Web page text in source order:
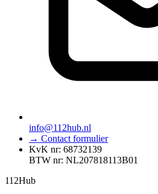
info@112hub.nl
→ Contact formulier
KvK nr: 68732139
BTW nr: NL207818113B01
112Hub